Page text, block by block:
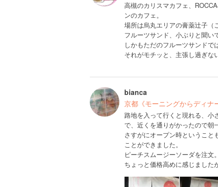
高槻のカリスマカフェ、
ンのカフェ。
場所は烏丸エリアの膏薬辻子（
フルーツサンド、小ぶりと聞い
しかもただのフルーツサンドで
それがモチッと、主張し過ぎ
bianca
京都《モーニングからディナ
路地を入って行くと現れる、
で、近くを通りがかったので朝
さすがにオープン時ということ
ことができました。
ピーチスムージーソーダを注文。
ちょっと価格高めに感じました